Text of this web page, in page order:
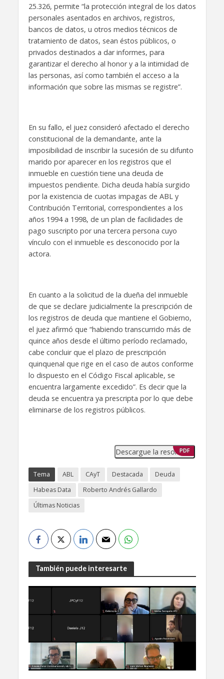
25.326, permite “la protección integral de los datos
personales asentados en archivos, registros,
bancos de datos, u otros medios técnicos de
tratamiento de datos, sean éstos públicos, o
privados destinados a dar informes, para
garantizar el derecho al honor y a la intimidad de
las personas, así como también el acceso a la
información que sobre las mismas se registre”.
En su fallo, el juez consideró afectado el derecho
constitucional de la demandante, ante la
imposibilidad de inscribir la sucesión de su difunto
marido por aparecer en los registros que el
inmueble en cuestión tiene una deuda de
impuestos pendiente. Dicha deuda había surgido
por la existencia de cuotas impagas de ABL y
Contribución Territorial, correspondientes a los
años 1994 a 1998, de un plan de facilidades de
pago suscripto por una tercera persona cuyo
vínculo con el inmueble es desconocido por la
actora.
En cuanto a la solicitud de la dueña del inmueble
de que se declare judicialmente la prescripción de
los registros de deuda que mantiene el Gobierno,
el juez afirmó que “habiendo transcurrido más de
quince años desde el último período reclamado,
cabe concluir que el plazo de prescripción
quinquenal que rige en el caso de autos conforme
lo dispuesto en el Código Fiscal aplicable, se
encuentra largamente excedido”. Es decir que la
deuda se encuentra ya prescripta por lo que debe
eliminarse de los registros públicos.
Descargue la resolución
PDF
Tema ABL CAyT Destacada
Deuda
Habeas Data
Roberto Andrés Gallardo
Últimas Noticias
También puede interesarte